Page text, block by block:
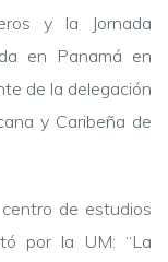
y la Jornada
en Panamá en
de la delegación
y Caribeña de
de estudios
por la UM: “La